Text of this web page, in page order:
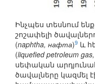
Ինչպես տեսնում
շոշափելի
(naphtha, нафта)9 և
(liquefied petroleum
սեփական
ծավալները կազմել